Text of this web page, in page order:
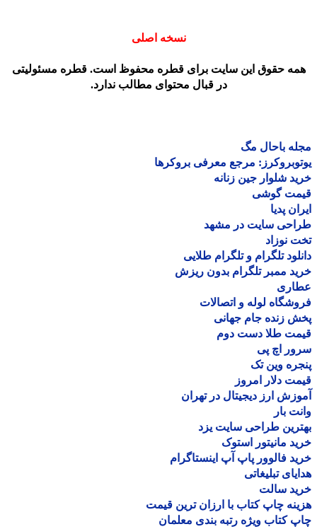
نسخه اصلی
حقوق این سایت برای قطره محفوظ است. قطره مسئولیتی
در قبال محتوای مطالب ندارد.
باحال مگ
مرجع معرفی بروکرها
شلوار جین زنانه
گوشی
پدیا
سایت در مشهد
نوزاد
تلگرام و تلگرام طلایی
ممبر تلگرام بدون ریزش
لوله و اتصالات
زنده جام جهانی
طلا دست دوم
اچ پی
وین تک
دلار امروز
ارز دیجیتال در تهران
بار
طراحی سایت یزد
مانیتور استوک
فالوور پاپ آپ اینستاگرام
تبلیغاتی
سالت
چاپ کتاب با ارزان ترین قیمت
کتاب ویژه رتبه بندی معلمان